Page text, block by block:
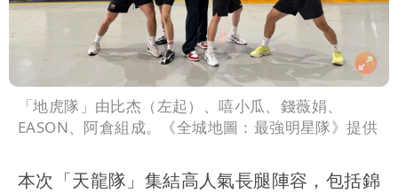
「地虎隊」由比杰（左起）、嘻小瓜、錢薇娟、
EASON、阿倉組成。《全城地圖：最強明星隊》提供
本次「天龍隊」集結高人氣長腿陣容，包括錦